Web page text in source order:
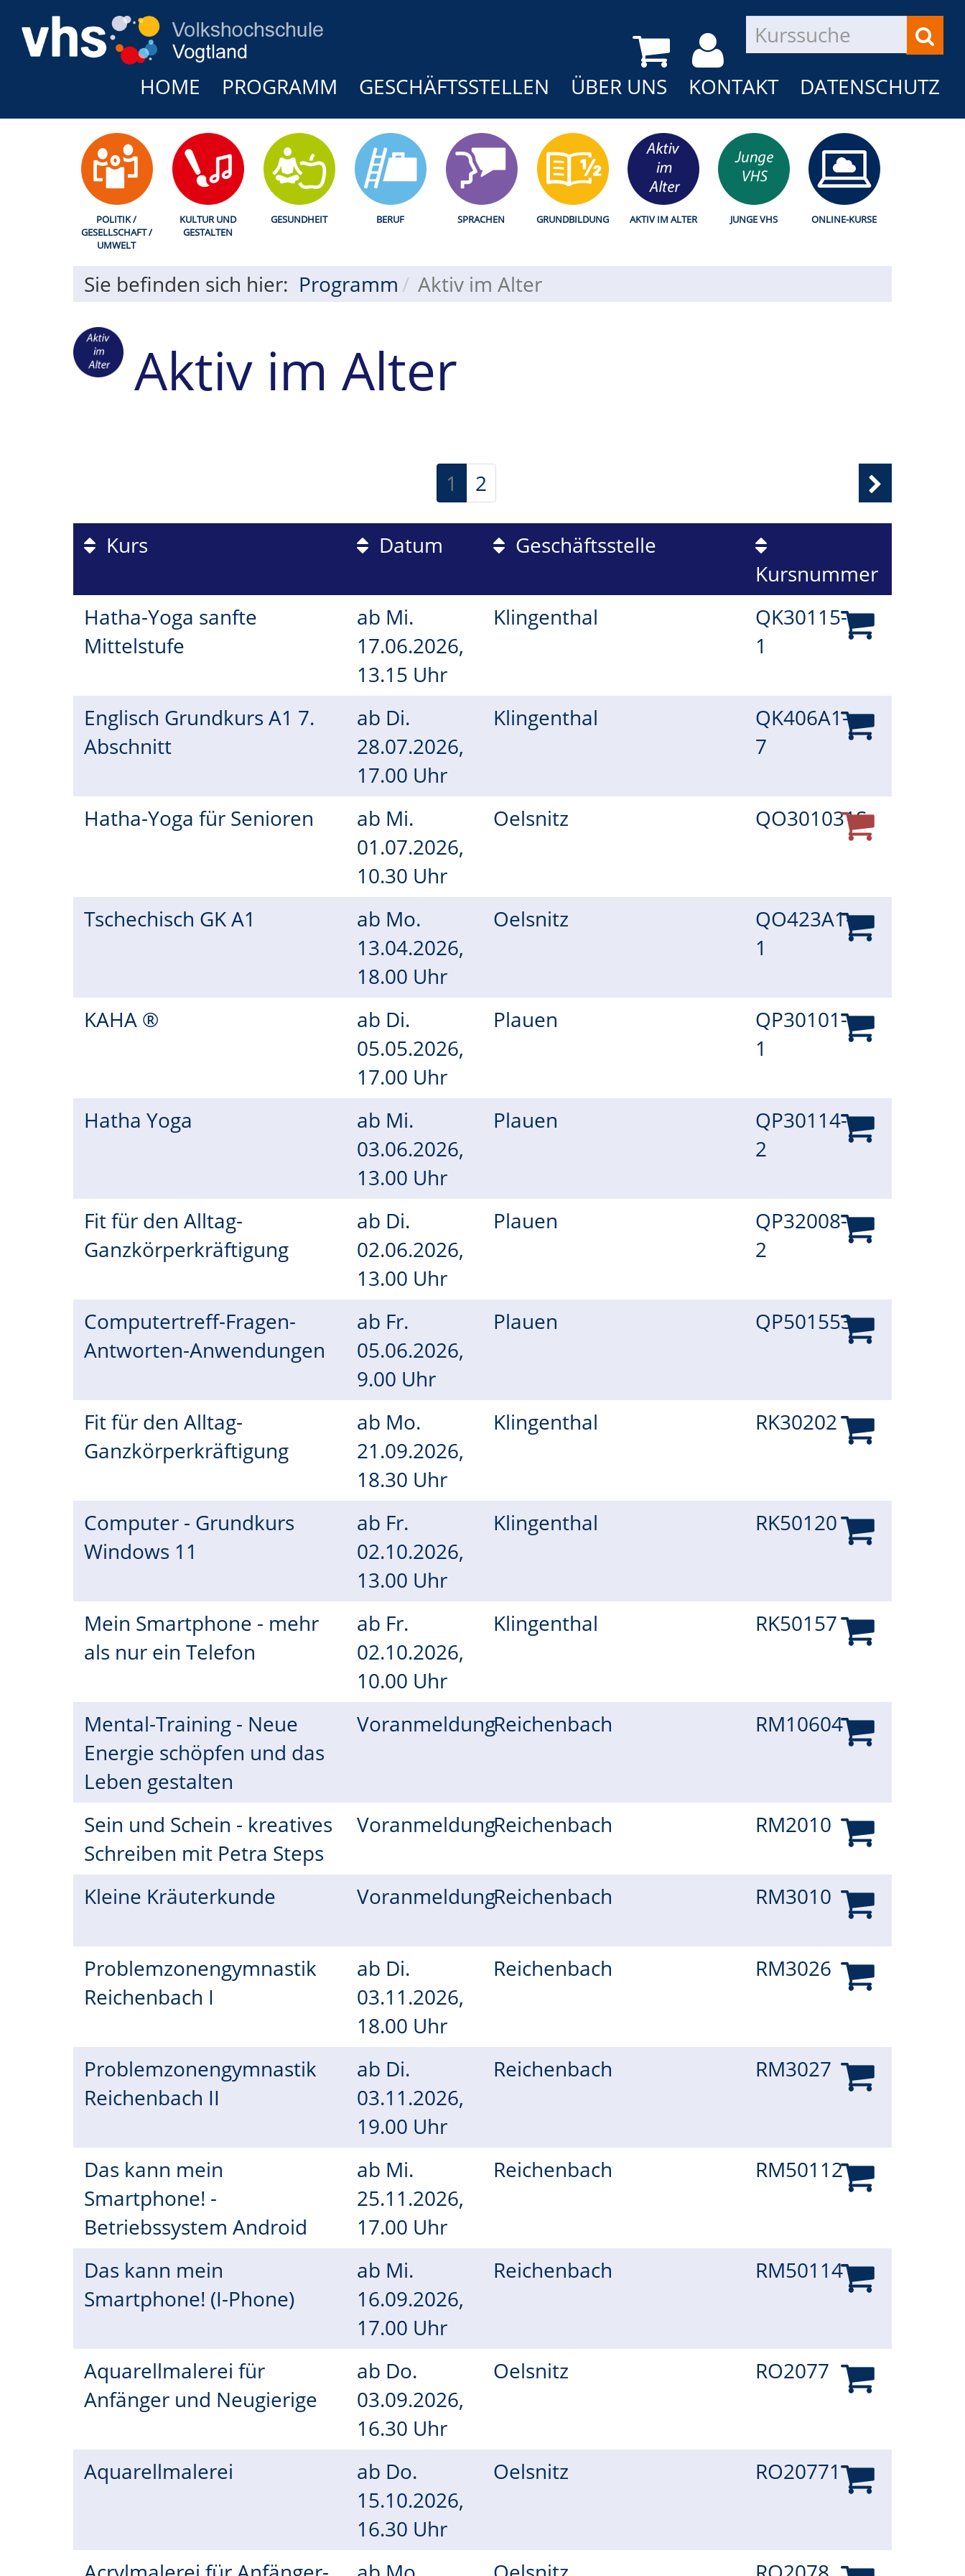
HOME PROGRAMM GESCHÄFTSSTELLEN ÜBER UNS KONTAKT DATENSCHUTZ
POLITIK /
GESELLSCHAFT /
UMWELT
KULTUR UND
GESTALTEN
GESUNDHEIT BERUF SPRACHEN GRUNDBILDUNG AKTIV IM ALTER JUNGE VHS ONLINE-KURSE
Sie befinden sich hier: Programm Aktiv im Alter
Aktiv im Alter
1 2
Kurs Datum
Geschäftsstelle
Kursnummer
Hatha-Yoga sanfte
Mittelstufe
ab Mi.
17.06.2026,
13.15 Uhr
Klingenthal
QK30115-
1
Englisch Grundkurs A1 7.
Abschnitt
ab Di.
28.07.2026,
17.00 Uhr
Klingenthal
QK406A1-
7
Hatha-Yoga für Senioren ab Mi.
01.07.2026,
10.30 Uhr
Oelsnitz QO301031S
Tschechisch GK A1 ab Mo.
13.04.2026,
18.00 Uhr
Oelsnitz
QO423A1-
1
KAHA ® ab Di.
05.05.2026,
17.00 Uhr
Plauen
QP30101-
1
Hatha Yoga ab Mi.
03.06.2026,
13.00 Uhr
Plauen
QP30114-
2
Fit für den Alltag-
Ganzkörperkräftigung
ab Di.
02.06.2026,
13.00 Uhr
Plauen
QP32008-
2
Computertreff-Fragen-
Antworten-Anwendungen
ab Fr.
05.06.2026,
9.00 Uhr
Plauen QP501553
Fit für den Alltag-
Ganzkörperkräftigung
ab Mo.
21.09.2026,
18.30 Uhr
Klingenthal RK30202
Computer - Grundkurs
Windows 11
ab Fr.
02.10.2026,
13.00 Uhr
Klingenthal RK50120
Mein Smartphone - mehr
als nur ein Telefon
ab Fr.
02.10.2026,
10.00 Uhr
Klingenthal RK50157
Mental-Training - Neue
Energie schöpfen und das
Leben gestalten
VoranmeldungReichenbach RM10604
Sein und Schein - kreatives
Schreiben mit Petra Steps
VoranmeldungReichenbach RM2010
Kleine Kräuterkunde VoranmeldungReichenbach RM3010
Problemzonengymnastik
Reichenbach I
ab Di.
03.11.2026,
18.00 Uhr
Reichenbach RM3026
Problemzonengymnastik
Reichenbach II
ab Di.
03.11.2026,
19.00 Uhr
Reichenbach RM3027
Das kann mein
Smartphone! -
Betriebssystem Android
ab Mi.
25.11.2026,
17.00 Uhr
Reichenbach RM50112
Das kann mein
Smartphone! (I-Phone)
ab Mi.
16.09.2026,
17.00 Uhr
Reichenbach RM50114
Aquarellmalerei für
Anfänger und Neugierige
ab Do.
03.09.2026,
16.30 Uhr
Oelsnitz RO2077
Aquarellmalerei ab Do.
15.10.2026,
16.30 Uhr
Oelsnitz RO20771